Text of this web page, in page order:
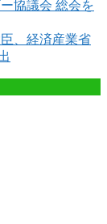
協議会 総会を
、経済産業省